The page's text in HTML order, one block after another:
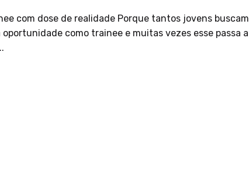
com dose de realidade Porque tantos jovens buscam
oportunidade como trainee e muitas vezes esse passa a